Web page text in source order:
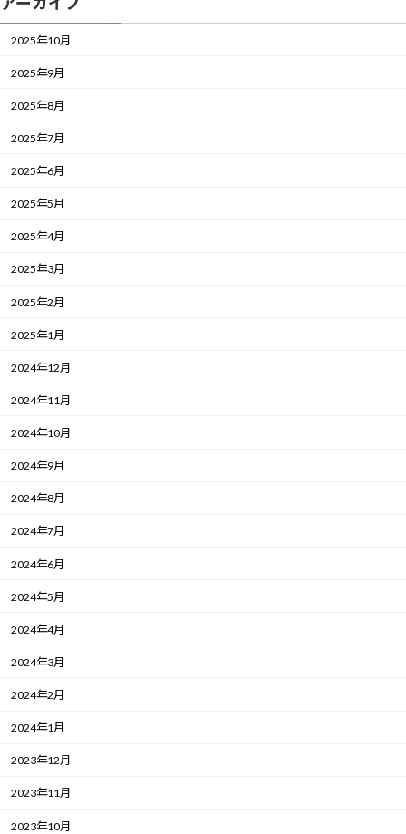
2025年10月
2025年9月
2025年8月
2025年7月
2025年6月
2025年5月
2025年4月
2025年3月
2025年2月
2025年1月
2024年12月
2024年11月
2024年10月
2024年9月
2024年8月
2024年7月
2024年6月
2024年5月
2024年4月
2024年3月
2024年2月
2024年1月
2023年12月
2023年11月
2023年10月